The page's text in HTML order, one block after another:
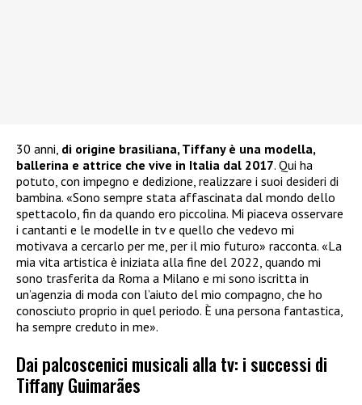
30 anni, di origine brasiliana, Tiffany è una modella,
ballerina e attrice che vive in Italia dal 2017. Qui ha
potuto, con impegno e dedizione, realizzare i suoi desideri di
bambina. «Sono sempre stata affascinata dal mondo dello
spettacolo, fin da quando ero piccolina. Mi piaceva osservare
i cantanti e le modelle in tv e quello che vedevo mi
motivava a cercarlo per me, per il mio futuro» racconta. «La
mia vita artistica è iniziata alla fine del 2022, quando mi
sono trasferita da Roma a Milano e mi sono iscritta in
un’agenzia di moda con l’aiuto del mio compagno, che ho
conosciuto proprio in quel periodo. È una persona fantastica,
ha sempre creduto in me».
Dai palcoscenici musicali alla tv: i successi di
Tiffany Guimarães